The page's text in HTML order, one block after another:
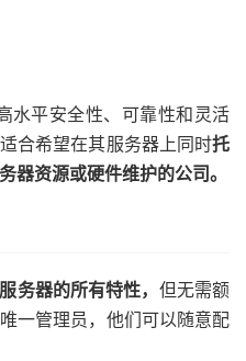
水平安全性、可靠性和灵活
合希望在其服务器上同时托
器资源或硬件维护的公司。
务器的所有特性， 但无需额
一管理员，他们可以随意配